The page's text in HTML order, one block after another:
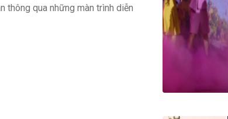
thông qua những màn trình diễn